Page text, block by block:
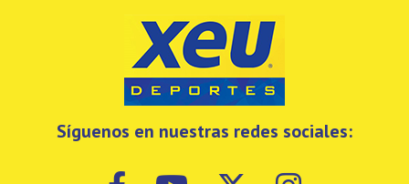
Síguenos en nuestras redes sociales: